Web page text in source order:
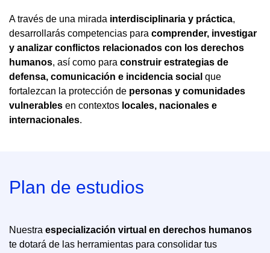
A través de una mirada interdisciplinaria y práctica,
desarrollarás competencias para comprender, investigar
y analizar conflictos relacionados con los derechos
humanos, así como para construir estrategias de
defensa, comunicación e incidencia social que
fortalezcan la protección de personas y comunidades
vulnerables en contextos locales, nacionales e
internacionales.
Plan de estudios
Nuestra especialización virtual en derechos humanos
te dotará de las herramientas para consolidar tus